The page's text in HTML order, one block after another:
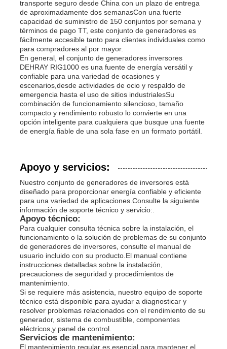
transporte seguro desde China con un plazo de entrega
de aproximadamente dos semanasCon una fuerte
capacidad de suministro de 150 conjuntos por semana y
términos de pago TT, este conjunto de generadores es
fácilmente accesible tanto para clientes individuales como
para compradores al por mayor.
En general, el conjunto de generadores inversores
DEHRAY RIG1000 es una fuente de energía versátil y
confiable para una variedad de ocasiones y
escenarios,desde actividades de ocio y respaldo de
emergencia hasta el uso de sitios industrialesSu
combinación de funcionamiento silencioso, tamaño
compacto y rendimiento robusto lo convierte en una
opción inteligente para cualquiera que busque una fuente
de energía fiable de una sola fase en un formato portátil.
Apoyo y servicios:
Nuestro conjunto de generadores de inversores está
diseñado para proporcionar energía confiable y eficiente
para una variedad de aplicaciones.Consulte la siguiente
información de soporte técnico y servicio:.
Apoyo técnico:
Para cualquier consulta técnica sobre la instalación, el
funcionamiento o la solución de problemas de su conjunto
de generadores de inversores, consulte el manual de
usuario incluido con su producto.El manual contiene
instrucciones detalladas sobre la instalación,
precauciones de seguridad y procedimientos de
mantenimiento.
Si se requiere más asistencia, nuestro equipo de soporte
técnico está disponible para ayudar a diagnosticar y
resolver problemas relacionados con el rendimiento de su
generador, sistema de combustible, componentes
eléctricos,y panel de control.
Servicios de mantenimiento:
El mantenimiento regular es esencial para mantener el